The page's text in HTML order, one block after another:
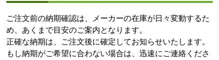
ご注文前の納期確認は、メーカーの在庫が日々変動するた
め、あくまで目安のご案内となります。
正確な納期は、ご注文後に確定してお知らせいたします。
もし納期がご希望に合わない場合は、迅速にご連絡くださ